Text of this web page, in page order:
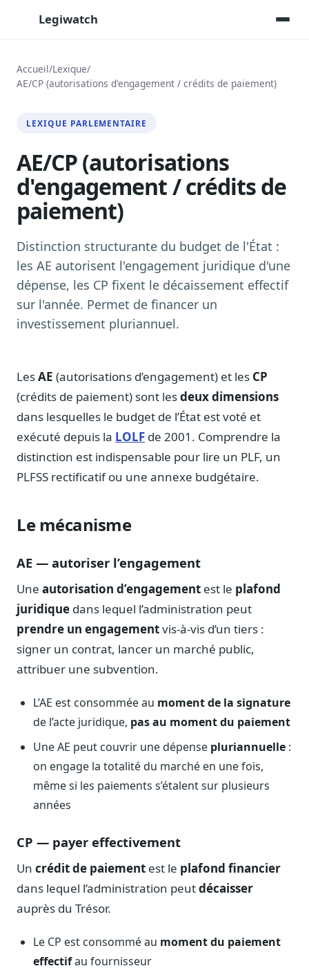
Legiwatch
Toutes les séances AN/Sénat transcrites
Résumés automatiques des dossiers longs
Veille des matinales radio
Alertes personnalisées
Par dossier, personne, mot-clé
Exports & livrables
Registre HATVP
Cartographier l'influence sur un dossier
Affaires publiques
JO, décrets, conseil des ministres, AAI
ONG, syndicats, ordres, associations
Parlementaires
Préparez vos interventions et amendements
Journalistes
Veille en temps réel, embeds pour vos contenus
Chercheurs
11 secteurs : énergie, santé, finance, numérique…
Six cas pour gagner du temps
Conseil (Advisory)
Consultants seniors, plateforme Legiwatch incluse
Guides pratiques
17 guides sur le Parlement, la procédure, le plaidoyer
Blog & Podcast Hémicycle
Analyses, méthodes, coulisses
Accueil/Lexique/
AE/CP (autorisations d'engagement / crédits de paiement)
LEXIQUE PARLEMENTAIRE
AE/CP (autorisations
d'engagement / crédits de
paiement)
Distinction structurante du budget de l'État :
les AE autorisent l'engagement juridique d'une
dépense, les CP fixent le décaissement effectif
sur l'année. Permet de financer un
investissement pluriannuel.
LesAE (autorisations d’engagement) et les CP
(crédits de paiement) sont lesdeux dimensions
dans lesquelles le budget de l’État est voté et
exécuté depuis la LOLF de 2001. Comprendre la
distinction est indispensable pour lire un PLF, un
PLFSS rectificatif ou une annexe budgétaire.
Le mécanisme
AE — autoriser l’engagement
Une autorisation d’engagement est le plafond
juridique dans lequel l’administration peut
prendre un engagementvis-à-vis d’un tiers :
signer un contrat, lancer un marché public,
attribuer une subvention.
L’AE est consommée au moment de la signature
de l’acte juridique, pas au moment du paiement
Une AE peut couvrir une dépense pluriannuelle :
on engage la totalité du marché en une fois,
même si les paiements s’étalent sur plusieurs
années
CP — payer effectivement
Un crédit de paiement est le plafond financier
dans lequel l’administration peutdécaisser
auprès du Trésor.
Le CP est consommé au moment du paiement
effectifau fournisseur